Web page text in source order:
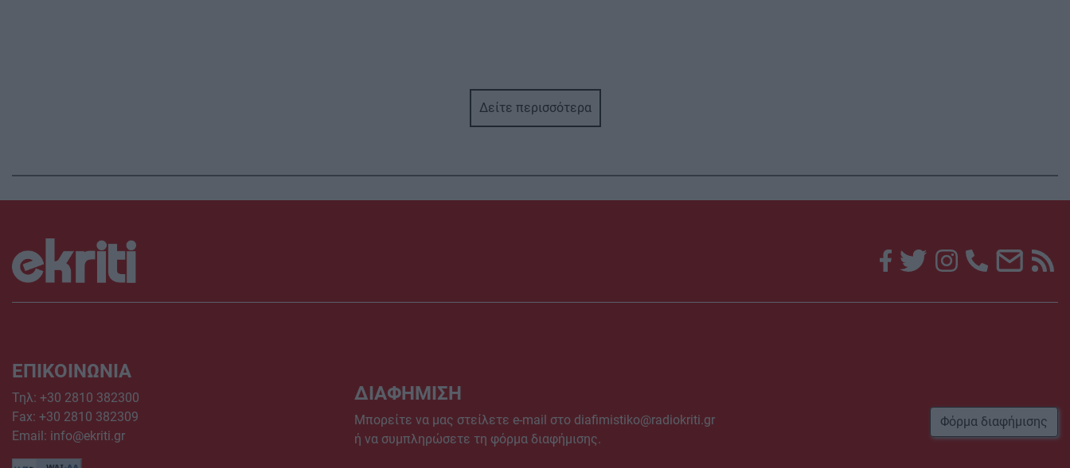
Δείτε περισσότερα
ΕΠΙΚΟΙΝΩΝΙΑ
Τηλ: +30 2810 382300
Fax: +30 2810 382309
Email: info@ekriti.gr
ΔΙΑΦΗΜΙΣΗ
Μπορείτε να μας στείλετε e-mail στο diafimistiko@radiokriti.gr
ή να συμπληρώσετε τη φόρμα διαφήμισης.
Φόρμα διαφήμισης